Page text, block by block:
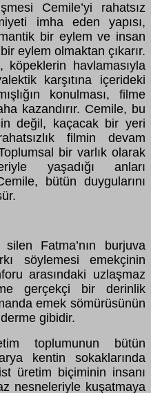
Cemile’yi rahatsız
imha eden yapısı,
bir eylem ve insan
eylem olmaktan çıkarır.
havlamasıyla
karşıtına içerideki
konulması, filme
kazandırır. Cemile, bu
değil, kaçacak bir yeri
filmin devam
bir varlık olarak
yaşadığı anları
bütün duygularını
Fatma’nın burjuva
söylemesi emekçinin
arasındaki uzlaşmaz
gerçekçi bir derinlik
emek sömürüsünün
gibidir.
toplumunun bütün
kentin sokaklarında
üretim biçiminin insanı
nesneleriyle kuşatmaya